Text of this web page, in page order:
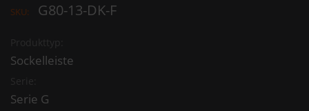
SKU: G80-13-DK-F
Sockelleiste
Serie G